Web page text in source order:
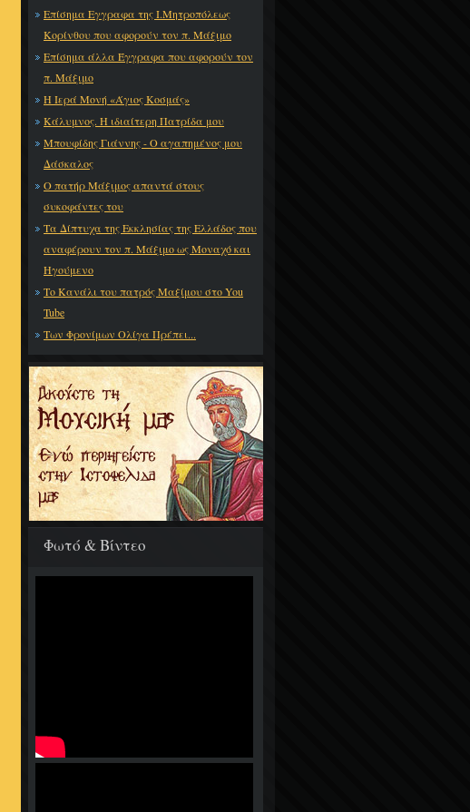
Επίσημα Εγγραφα της Ι.Μητροπόλεως
Κορίνθου που αφορούν τον π. Μάξιμο
Επίσημα άλλα Έγγραφα που αφορούν τον
π. Μάξιμο
Η Ιερά Μονή «Άγιος Κοσμάς»
Κάλυμνος. Η ιδιαίτερη Πατρίδα μου
Μπουφίδης Γιάννης - Ο αγαπημένος μου
Δάσκαλος
Ο πατήρ Μάξιμος απαντά στους
συκοφάντες του
Τα Δίπτυχα της Εκκλησίας της Ελλάδος που
αναφέρουν τον π. Μάξιμο ως Μοναχό και
Ηγούμενο
Το Κανάλι του πατρός Μαξίμου στο You
Tube
Των Φρονίμων Ολίγα Πρέπει...
Φωτό & Βίντεο